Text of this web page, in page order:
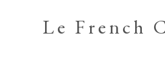
Le French